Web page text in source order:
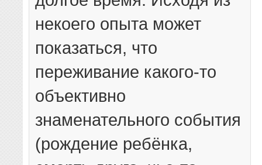
некоего опыта может
показаться, что
переживание какого-то
объективно
знаменательного события
(рождение ребёнка,